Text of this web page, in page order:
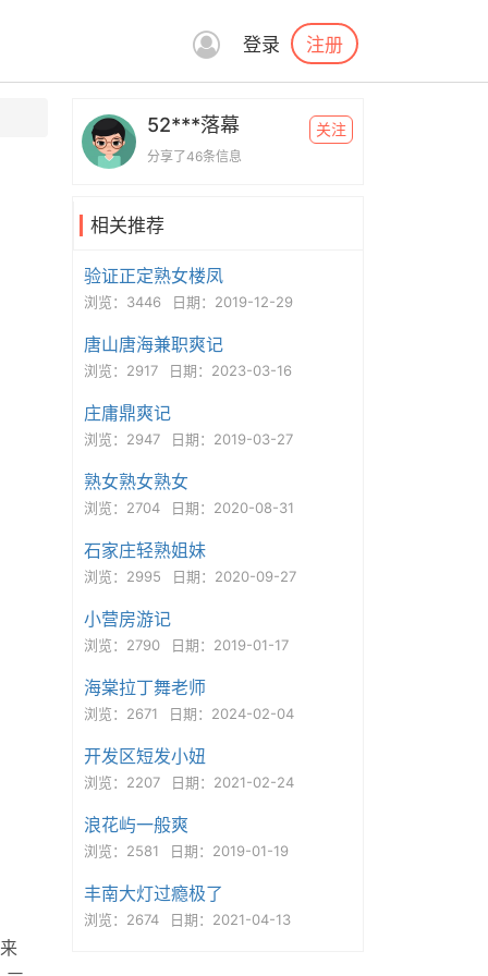
登录 注册
52***落幕
分享了46条信息
关注
相关推荐
验证正定熟女楼凤
浏览：3446 日期：2019-12-29
唐山唐海兼职爽记
浏览：2917 日期：2023-03-16
庄庸鼎爽记
浏览：2947 日期：2019-03-27
熟女熟女熟女
浏览：2704 日期：2020-08-31
石家庄轻熟姐妹
浏览：2995 日期：2020-09-27
小营房游记
浏览：2790 日期：2019-01-17
海棠拉丁舞老师
浏览：2671 日期：2024-02-04
开发区短发小妞
浏览：2207 日期：2021-02-24
浪花屿一般爽
浏览：2581 日期：2019-01-19
丰南大灯过瘾极了
浏览：2674 日期：2021-04-13